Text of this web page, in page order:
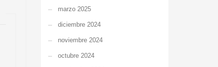
marzo 2025
diciembre 2024
noviembre 2024
octubre 2024